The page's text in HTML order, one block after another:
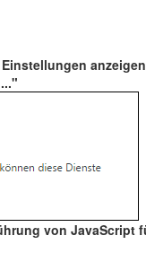
von JavaScript